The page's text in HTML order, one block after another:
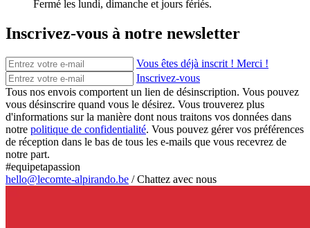
Fermé les lundi, dimanche et jours fériés.
Inscrivez-vous à notre newsletter
Vous êtes déjà inscrit ! Merci !
Inscrivez-vous
Tous nos envois comportent un lien de désinscription. Vous pouvez
vous désinscrire quand vous le désirez. Vous trouverez plus
d'informations sur la manière dont nous traitons vos données dans
notre politique de confidentialité. Vous pouvez gérer vos préférences
de réception dans le bas de tous les e-mails que vous recevrez de
notre part.
#equipetapassion
hello@lecomte-alpirando.be /Chattez avec nous